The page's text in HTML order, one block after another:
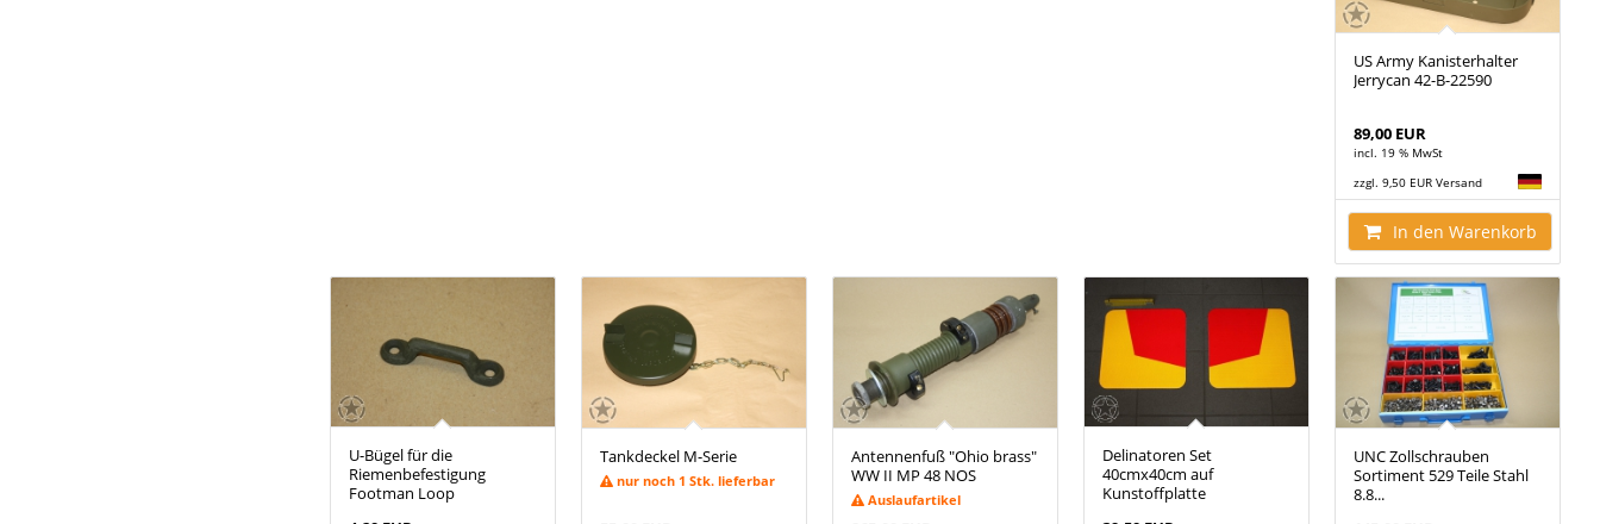
US Army Kanisterhalter
Jerrycan 42-B-22590
89,00 EUR
incl. 19 % MwSt
zzgl. 9,50 EUR Versand
In den Warenkorb
U-Bügel für die
Riemenbefestigung
Footman Loop
Tankdeckel M-Serie
nur noch 1 Stk. lieferbar
Antennenfuß "Ohio brass"
WW II MP 48 NOS
Auslaufartikel
Delinatoren Set
40cmx40cm auf
Kunstoffplatte
UNC Zollschrauben
Sortiment 529 Teile Stahl
8.8...